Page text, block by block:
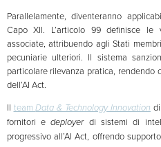
Parallelamente, diventeranno
Capo XII. L’articolo 99 definisce
associate, attribuendo agli Stati
pecuniarie ulteriori. Il sistema
particolare rilevanza pratica, rendendo
dell’AI Act.
Il teamData & Technology Innovation di
fornitori edeployer di sistemi di
progressivo all’AI Act, offrendo